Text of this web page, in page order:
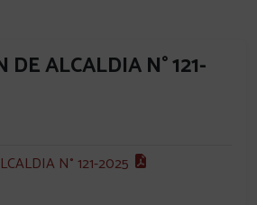
DE ALCALDIA N° 121-
N° 121-2025